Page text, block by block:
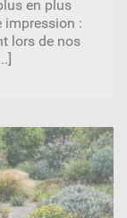
en plus
impression :
lors de nos